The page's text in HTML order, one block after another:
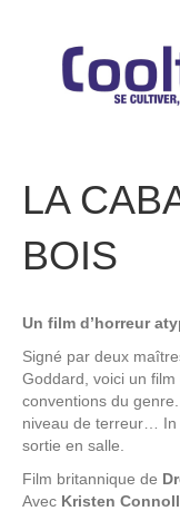
LA
BOIS
Un film d’horreur
Signé par deux
Goddard, voici un
conventions du
niveau de terreur… In
sortie en salle.
Film britannique de
Avec Kristen